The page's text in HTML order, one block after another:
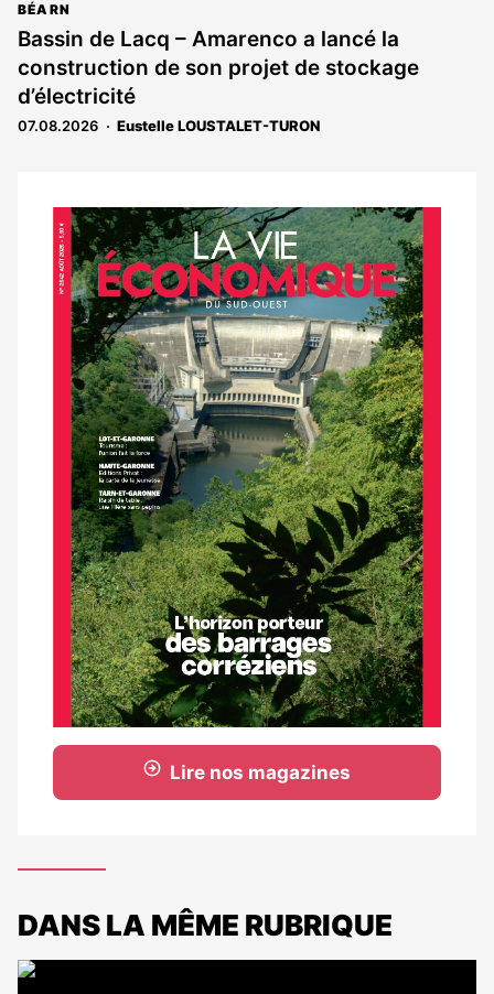
BÉARN
Bassin de Lacq – Amarenco a lancé la
construction de son projet de stockage
d’électricité
07.08.2026 Eustelle LOUSTALET-TURON
Notre
dernier
magazine
Lire nos magazines
DANS LA MÊME RUBRIQUE